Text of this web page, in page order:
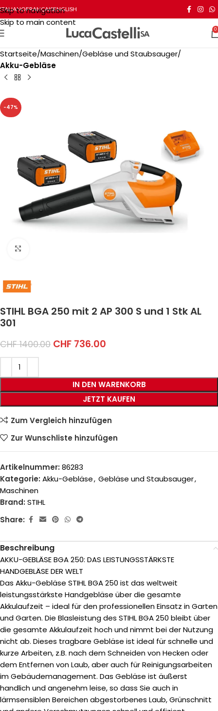
Skip to navigation
Skip to main content
ITALIANOFRANÇAISENGLISH
0
Startseite Maschinen Gebläse und Staubsauger
Akku-Gebläse
-47%
STIHL BGA 250 mit 2 AP 300 S und 1 Stk AL
301
CHF1400.00 CHF 736.00
IN DEN WARENKORB
JETZT KAUFEN
Zum Vergleich hinzufügen
Zur Wunschliste hinzufügen
Artikelnummer: 86283
Kategorie: Akku-Gebläse, Gebläse und Staubsauger,
Maschinen
Brand: STIHL
Share:
Beschreibung
AKKU-GEBLÄSE BGA 250: DAS LEISTUNGSSTÄRKSTE
HANDGEBLÄSE DER WELT
Das Akku-Gebläse STIHL BGA 250 ist das weltweit
leistungsstärkste Handgebläse über die gesamte
Akkulaufzeit – ideal für den professionellen Einsatz in Garten
und Garten. Die Blasleistung des STIHL BGA 250 bleibt über
die gesamte Akkulaufzeit hoch und nimmt bei der Nutzung
nicht ab. Dieses tragbare Gebläse ist ideal für schnelle und
kurze Arbeiten, z.B. nach dem Schneiden von Hecken oder
dem Entfernen von Laub, aber auch für Reinigungsarbeiten
im Gebäudemanagement. Das Gebläse ist äußerst
handlich und angenehm leise, so dass Sie auch in
lärmsensiblen Bereichen abgestorbenes Laub, Grünschnitt